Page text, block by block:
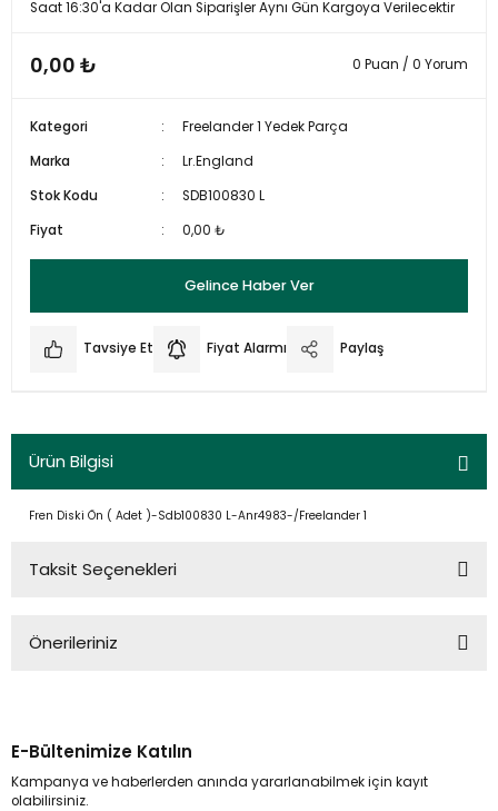
Saat 16:30'a Kadar Olan Siparişler Aynı Gün Kargoya Verilecektir
0,00 ₺ 0 Puan / 0 Yorum
Kategori
Freelander 1 Yedek Parça
Marka
Lr.England
Stok Kodu
SDB100830 L
Fiyat
0,00 ₺
Gelince Haber Ver
Tavsiye Et Fiyat Alarmı Paylaş
Ürün Bilgisi
Fren Diski Ön ( Adet )-Sdb100830 L-Anr4983-/Freelander 1
Taksit Seçenekleri
Önerileriniz
kullanarak tarafımıza iletebilirsiniz.
Görüş ve önerileriniz için teşekkür ederiz.
E-Bültenimize Katılın
Kampanya ve haberlerden anında yararlanabilmek için kayıt
olabilirsiniz.